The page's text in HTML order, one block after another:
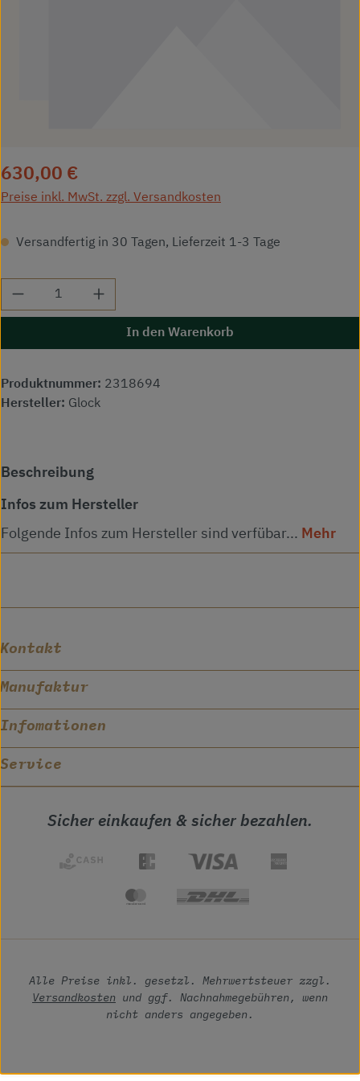
Regulärer Preis:
630,00 €
Preise inkl. MwSt. zzgl. Versandkosten
Versandfertig in 30 Tagen, Lieferzeit 1-3 Tage
Produkt Anzahl: Gib den gewünschten
In den Warenkorb
Produktnummer: 2318694
Hersteller: Glock
Beschreibung
Infos zum Hersteller
Folgende Infos zum Hersteller sind verfübar... Mehr
Kontakt
Manufaktur
Infomationen
Service
Sicher einkaufen & sicher bezahlen.
Alle Preise inkl. gesetzl. Mehrwertsteuer zzgl.
Versandkosten und ggf. Nachnahmegebühren, wenn
nicht anders angegeben.